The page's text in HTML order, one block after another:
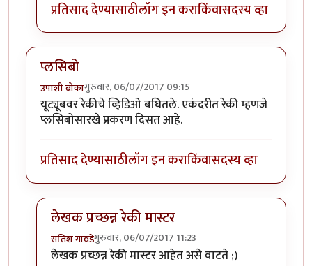
प्रतिसाद देण्यासाठीलॉग इन कराकिंवासदस्य व्हा
प्लसिबो
उपाशी बोकागुरुवार, 06/07/2017 09:15
यूट्यूबवर रेकीचे व्हिडिओ बघितले. एकंदरीत रेकी म्हणजे
प्लसिबोसारखे प्रकरण दिसत आहे.
प्रतिसाद देण्यासाठीलॉग इन कराकिंवासदस्य व्हा
लेखक प्रच्छन्न रेकी मास्टर
सतिश गावडेगुरुवार, 06/07/2017 11:23
In reply toप्लसिबोbyउपाशी बोका
लेखक प्रच्छन्न रेकी मास्टर आहेत असे वाटते ;)